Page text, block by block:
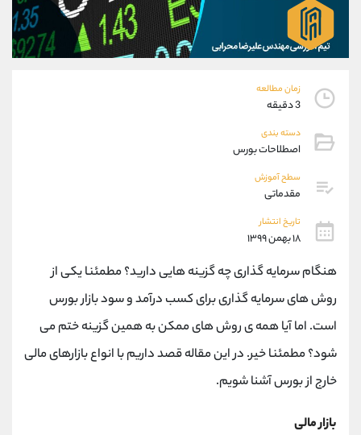
زمان مطالعه
3 دقیقه
دسته بندی
اصطلاحات بورس
سطح آموزش
مقدماتی
تاریخ انتشار
۱۸ بهمن ۱۳۹۹
هنگام سرمایه گذاری چه گزینه هایی دارید؟ مطمئنا یکی از
روش های سرمایه گذاری برای کسب درآمد و سود بازار بورس
است. اما آیا همه ی روش های ممکن به همین گزینه ختم می
شود؟ مطمئنا خیر. در این مقاله قصد داریم با انواع بازارهای مالی
خارج از بورس آشنا شویم.
بازار مالی
09304891085
واتساپ شروع گفتگو
تلگرام @Armteam_admin_103
پشتیبان فروش
موبایل
واتساپ
داخلی
اطلاعات تماس (دفتر فروش)
تلفن 021-22021030
بدون پیش شماره 90001030
اینستاگرام @alireza.mehrabii
کانال تلگرام @alirezamehrabi_com